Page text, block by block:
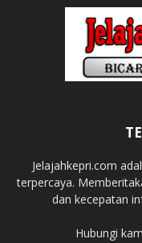
Jelajahkepri.com
terpercaya.
dan kecepatan
Hubungi